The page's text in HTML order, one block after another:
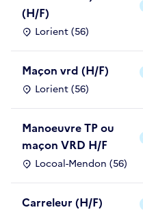
(H/F)
Lorient (56)
Maçon vrd (H/F)
Lorient (56)
Manoeuvre TP ou
maçon VRD H/F
Locoal-Mendon (56)
Carreleur (H/F)